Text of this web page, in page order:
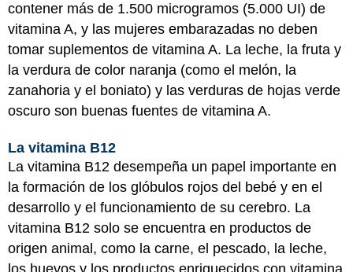
contener más de 1.500 microgramos (5.000 UI) de
vitamina A, y las mujeres embarazadas no deben
tomar suplementos de vitamina A. La leche, la fruta y
la verdura de color naranja (como el melón, la
zanahoria y el boniato) y las verduras de hojas verde
oscuro son buenas fuentes de vitamina A.
La vitamina B12
La vitamina B12 desempeña un papel importante en
la formación de los glóbulos rojos del bebé y en el
desarrollo y el funcionamiento de su cerebro. La
vitamina B12 solo se encuentra en productos de
origen animal, como la carne, el pescado, la leche,
los huevos y los productos enriquecidos con vitamina